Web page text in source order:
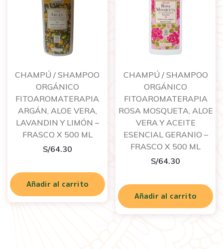
CHAMPÚ / SHAMPOO
ORGÁNICO
FITOAROMATERAPIA
ARGÁN, ALOE VERA,
LAVANDIN Y LIMÓN –
FRASCO X 500 ML
S/64.30
Añadir al carrito
CHAMPÚ / SHAMPOO
ORGÁNICO
FITOAROMATERAPIA
ROSA MOSQUETA, ALOE
VERA Y ACEITE
ESENCIAL GERANIO –
FRASCO X 500 ML
S/64.30
Añadir al carrito